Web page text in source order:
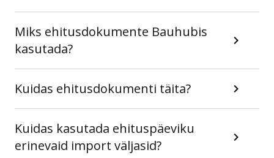
Miks ehitusdokumente Bauhubis
kasutada?
Kuidas ehitusdokumenti täita?
Kuidas kasutada ehituspäeviku
erinevaid import väljasid?